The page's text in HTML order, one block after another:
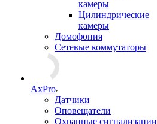
камеры
Цилиндрические
камеры
Домофония
Сетевые коммутаторы
AxPro
Датчики
Оповещатели
Охранные сигнализации